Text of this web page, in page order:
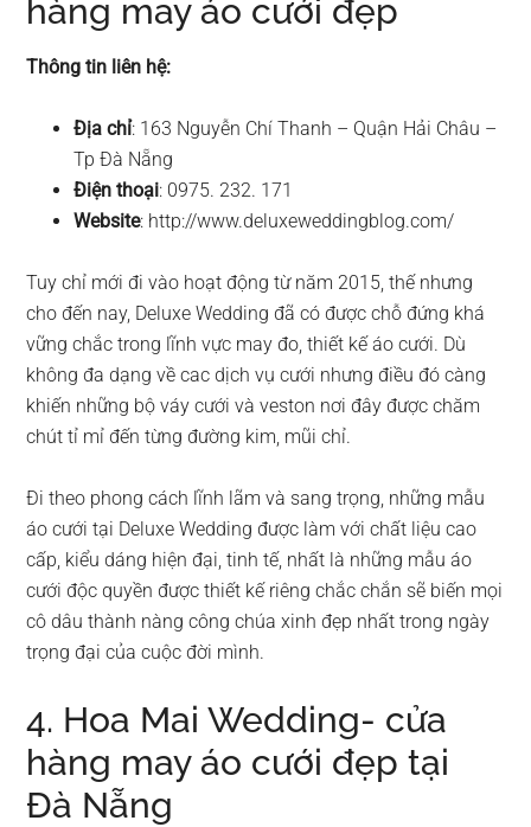
hàng may áo cưới đẹp
Thông tin liên hệ:
Địa chỉ: 163 Nguyễn Chí Thanh – Quận Hải Châu –
Tp Đà Nẵng
Điện thoại: 0975. 232. 171
Website: http://www.deluxeweddingblog.com/
Tuy chỉ mới đi vào hoạt động từ năm 2015, thế nhưng
cho đến nay, Deluxe Wedding đã có được chỗ đứng khá
vững chắc trong lĩnh vực may đo, thiết kế áo cưới. Dù
không đa dạng về cac dịch vụ cưới nhưng điều đó càng
khiến những bộ váy cưới và veston nơi đây được chăm
chút tỉ mỉ đến từng đường kim, mũi chỉ.
Đi theo phong cách lĩnh lãm và sang trọng, những mẫu
áo cưới tại Deluxe Wedding được làm với chất liệu cao
cấp, kiểu dáng hiện đại, tinh tế, nhất là những mẫu áo
cưới độc quyền được thiết kế riêng chắc chắn sẽ biến mọi
cô dâu thành nàng công chúa xinh đẹp nhất trong ngày
trọng đại của cuộc đời mình.
4. Hoa Mai Wedding- cửa
hàng may áo cưới đẹp tại
Đà Nẵng